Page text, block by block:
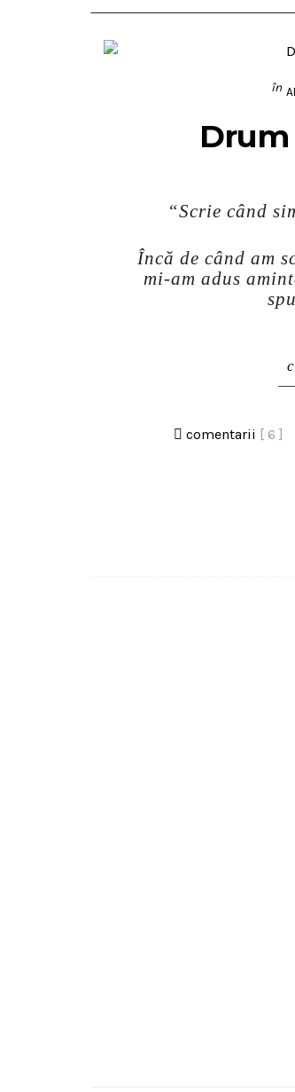
în
“Scrie când
Încă de când am
mi-am adus
comentarii [ 6 ]